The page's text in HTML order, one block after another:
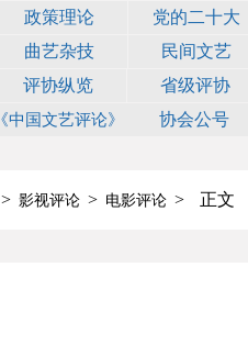
政策理论 党的二十大
曲艺杂技
民间文艺
评协纵览 省级评协
《中国文艺评论》 协会公号
> 影视评论 > 电影评论 > 正文